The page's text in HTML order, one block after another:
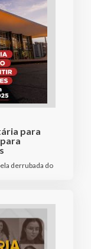
para
derrubada do